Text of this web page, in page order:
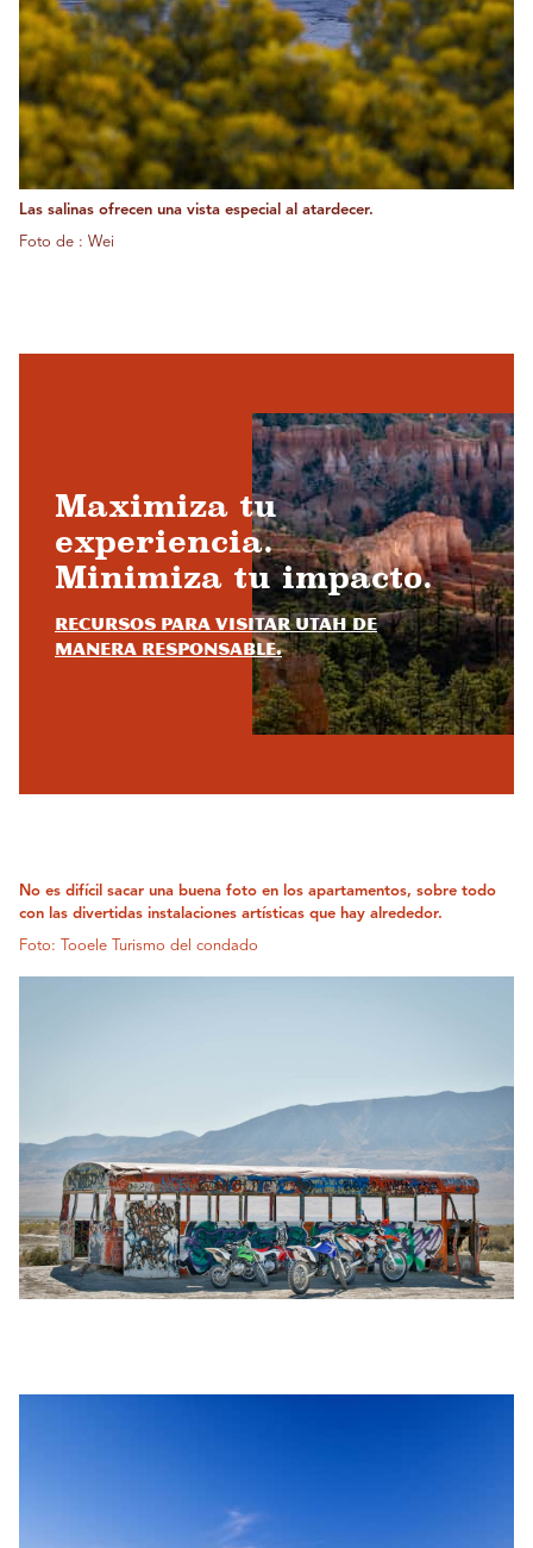
Las salinas ofrecen una vista especial al atardecer.
Foto de : Wei
Maximiza tu
experiencia.
Minimiza tu impacto.
Recursos para visitar Utah de
manera responsable.
No es difícil sacar una buena foto en los apartamentos, sobre todo
con las divertidas instalaciones artísticas que hay alrededor.
Foto: Tooele Turismo del condado